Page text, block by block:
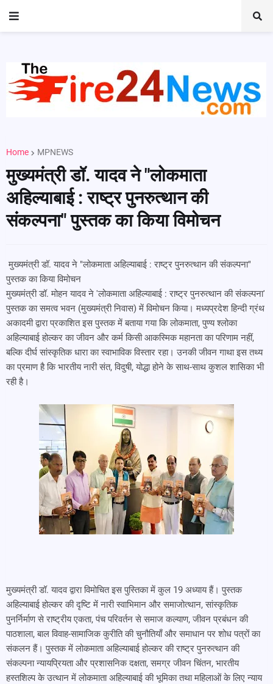
Home MPNEWS
मुख्यमंत्री डॉ. यादव ने "लोकमाता
अहिल्याबाई : राष्ट्र पुनरुत्थान की
संकल्पना" पुस्तक का किया विमोचन
मुख्यमंत्री डॉ. यादव ने "लोकमाता अहिल्याबाई : राष्ट्र पुनरुत्थान की संकल्पना"
पुस्तक का किया विमोचन
मुख्यमंत्री डॉ. मोहन यादव ने 'लोकमाता अहिल्याबाई : राष्ट्र पुनरुत्थान की संकल्पना'
पुस्तक का समत्व भवन (मुख्यमंत्री निवास) में विमोचन किया। मध्यप्रदेश हिन्दी ग्रंथ
अकादमी द्वारा प्रकाशित इस पुस्तक में बताया गया कि लोकमाता, पुण्य श्लोका
अहिल्याबाई होल्कर का जीवन और कर्म किसी आकस्मिक महानता का परिणाम नहीं,
बल्कि दीर्घ सांस्कृतिक धारा का स्वाभाविक विस्तार रहा। उनकी जीवन गाथा इस तथ्य
का प्रमाण है कि भारतीय नारी संत, विदुषी, योद्धा होने के साथ-साथ कुशल शासिका भी
रही है।
मुख्यमंत्री डॉ. यादव द्वारा विमोचित इस पुस्तिका में कुल 19 अध्याय हैं। पुस्तक
अहिल्याबाई होल्कर की दृष्टि में नारी स्वाभिमान और समाजोत्थान, सांस्कृतिक
पुनर्निर्माण से राष्ट्रीय एकता, पंच परिवर्तन से समाज कल्याण, जीवन प्रबंधन की
पाठशाला, बाल विवाह-सामाजिक कुरीति की चुनौतियाँ और समाधान पर शोध पत्रों का
संकलन हैं। पुस्तक में लोकमाता अहिल्याबाई होल्कर की राष्ट्र पुनरुत्थान की
संकल्पना न्यायप्रियता और प्रशासनिक दक्षता, समग्र जीवन चिंतन, भारतीय
हस्तशिल्प के उत्थान में लोकमाता अहिल्याबाई की भूमिका तथा महिलाओं के लिए न्याय